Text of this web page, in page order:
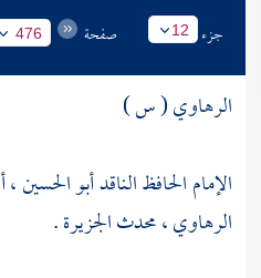
جزء 12 صفحة 476
الرهاوي ( س )
الإمام الحافظ الناقد أبو
الرهاوي ، محدث الجزيرة .